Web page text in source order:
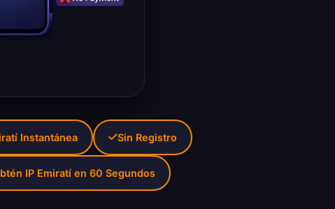
Instantánea Sin Registro
IP Emiratí en 60 Segundos